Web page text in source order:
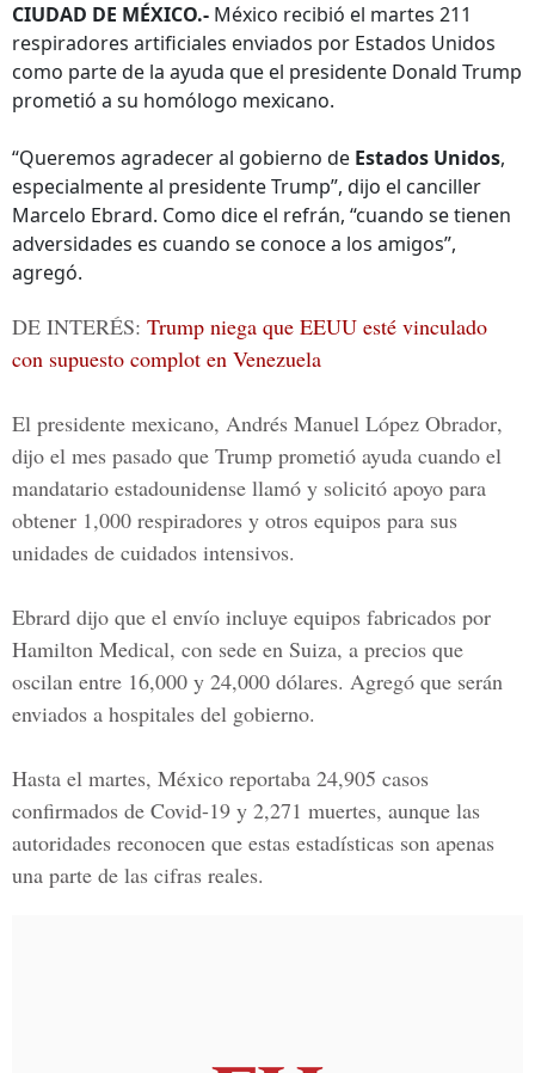
CIUDAD DE MÉXICO.- México recibió el martes 211
respiradores artificiales enviados por Estados Unidos
como parte de la ayuda que el presidente Donald Trump
prometió a su homólogo mexicano.
“Queremos agradecer al gobierno de Estados Unidos,
especialmente al presidente Trump”, dijo el canciller
Marcelo Ebrard. Como dice el refrán, “cuando se tienen
adversidades es cuando se conoce a los amigos”,
agregó.
DE INTERÉS: Trump niega que EEUU esté vinculado
con supuesto complot en Venezuela
El presidente mexicano, Andrés Manuel López Obrador,
dijo el mes pasado que Trump prometió ayuda cuando el
mandatario estadounidense llamó y solicitó apoyo para
obtener 1,000 respiradores y otros equipos para sus
unidades de cuidados intensivos.
Ebrard dijo que el envío incluye equipos fabricados por
Hamilton Medical, con sede en Suiza, a precios que
oscilan entre 16,000 y 24,000 dólares. Agregó que serán
enviados a hospitales del gobierno.
Hasta el martes, México reportaba 24,905 casos
confirmados de Covid-19 y 2,271 muertes, aunque las
autoridades reconocen que estas estadísticas son apenas
una parte de las cifras reales.